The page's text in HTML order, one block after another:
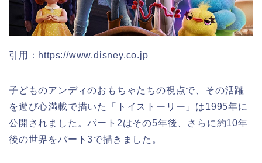
引用：https://www.disney.co.jp
子どものアンディのおもちゃたちの視点で、その活躍
を遊び心満載で描いた「トイストーリー」は1995年に
公開されました。パート2はその5年後、さらに約10年
後の世界をパート3で描きました。